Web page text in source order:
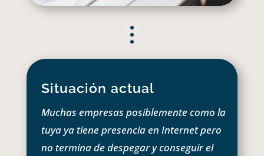
Situación actual
Muchas empresas posiblemente como la
tuya ya tiene presencia en Internet pero
no termina de despegar y conseguir el